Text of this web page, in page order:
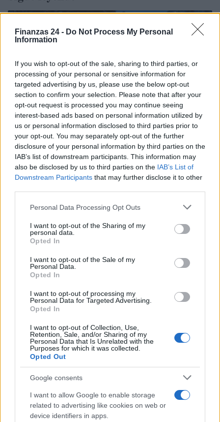
Finanzas 24 - Do Not Process My Personal
Information
If you wish to opt-out of the sale, sharing to third parties, or
processing of your personal or sensitive information for
targeted advertising by us, please use the below opt-out
section to confirm your selection. Please note that after your
opt-out request is processed you may continue seeing
interest-based ads based on personal information utilized by
us or personal information disclosed to third parties prior to
your opt-out. You may separately opt-out of the further
disclosure of your personal information by third parties on the
IAB’s list of downstream participants. This information may
also be disclosed by us to third parties on the IAB’s List of
Downstream Participants that may further disclose it to other
Please note that this website/app uses one or more Google
not limited to your visit or usage behaviour. You may click to
grant or deny consent to Google and its third-party tags to
use your data for below specified purposes in below Google
consent section.
Personal Data Processing Opt Outs
I want to opt-out of the Sharing of my
personal data.
Opted In
I want to opt-out of the Sale of my
Personal Data.
Opted In
I want to opt-out of processing my
Personal Data for Targeted Advertising.
Opted In
I want to opt-out of Collection, Use,
Retention, Sale, and/or Sharing of my
Personal Data that Is Unrelated with the
Purposes for which it was collected.
Opted Out
Google consents
I want to allow Google to enable storage
related to advertising like cookies on web or
device identifiers in apps.
El empresario José Elías analiza el mercado inmobiliario y sus
consecuencias en la jubilación
Marta Ruiz · 5 Ago 2026
La Reserva Federal aprueba la adquisición de Webster Bank
por parte de Banco Santander
Marta Ruiz · 5 Ago 2026
FINANZAS